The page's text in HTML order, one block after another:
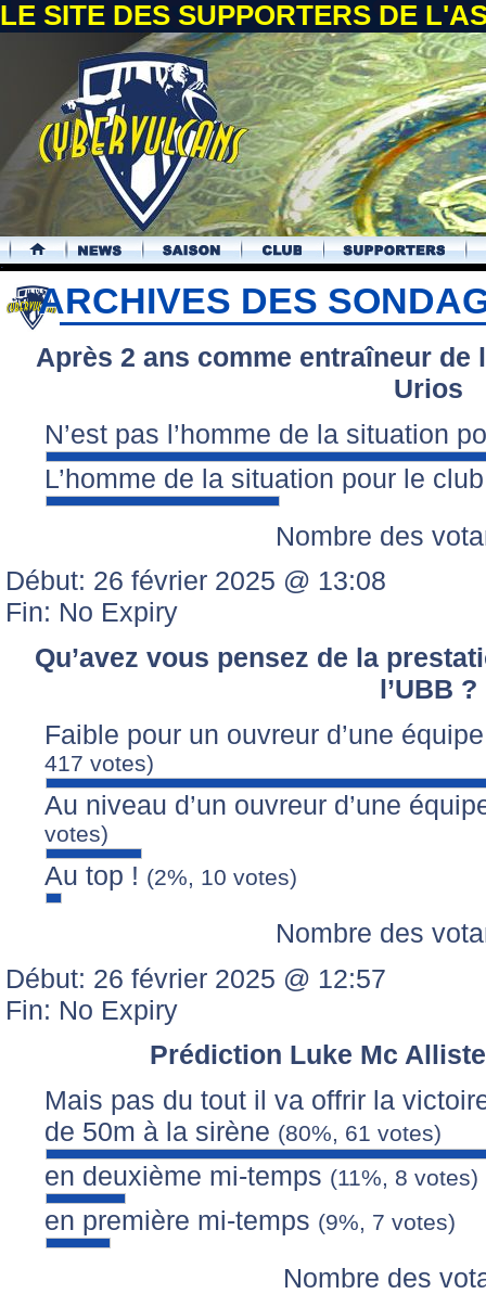
LE SITE DES SUPPORTERS DE
.
ARCHIVES DES
Après 2 ans comme entraîneur de
Urios
N’est pas l’homme de la situation
L’homme de la situation pour le
Nombre des
Début: 26 février 2025 @ 13:08
Fin: No Expiry
Qu’avez vous pensez de la
l’UBB ?
Faible pour un ouvreur d’une
417 votes)
Au niveau d’un ouvreur d’une
votes)
Au top ! (2%, 10 votes)
Nombre des
Début: 26 février 2025 @ 12:57
Fin: No Expiry
Prédiction Luke Mc
Mais pas du tout il va offrir la
de 50m à la sirène (80%, 61 votes)
en deuxième mi-temps (11%, 8 votes)
en première mi-temps (9%, 7 votes)
Nombre des